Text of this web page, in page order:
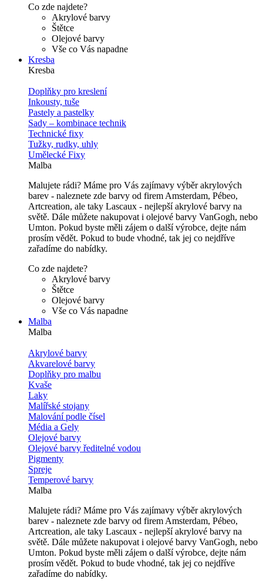
Co zde najdete?
Akrylové barvy
Štětce
Olejové barvy
Vše co Vás napadne
Kresba
Kresba
Doplňky pro kreslení
Inkousty, tuše
Pastely a pastelky
Sady – kombinace technik
Technické fixy
Tužky, rudky, uhly
Umělecké Fixy
Malba
Malujete rádi? Máme pro Vás zajímavy výběr akrylových
barev - naleznete zde barvy od firem Amsterdam, Pébeo,
Artcreation, ale taky Lascaux - nejlepší akrylové barvy na
světě. Dále můžete nakupovat i olejové barvy VanGogh, nebo
Umton. Pokud byste měli zájem o další výrobce, dejte nám
prosím vědět. Pokud to bude vhodné, tak jej co nejdříve
zařadíme do nabídky.
Co zde najdete?
Akrylové barvy
Štětce
Olejové barvy
Vše co Vás napadne
Malba
Malba
Akrylové barvy
Akvarelové barvy
Doplňky pro malbu
Kvaše
Laky
Malířské stojany
Malování podle čísel
Média a Gely
Olejové barvy
Olejové barvy ředitelné vodou
Pigmenty
Spreje
Temperové barvy
Malba
Malujete rádi? Máme pro Vás zajímavy výběr akrylových
barev - naleznete zde barvy od firem Amsterdam, Pébeo,
Artcreation, ale taky Lascaux - nejlepší akrylové barvy na
světě. Dále můžete nakupovat i olejové barvy VanGogh, nebo
Umton. Pokud byste měli zájem o další výrobce, dejte nám
prosím vědět. Pokud to bude vhodné, tak jej co nejdříve
zařadíme do nabídky.